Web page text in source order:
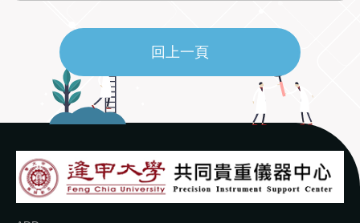
回上一頁